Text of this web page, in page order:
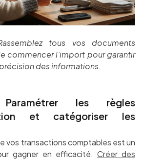
tous vos documents
commencer l’import pour garantir
des informations.
les règles
et catégoriser les
vos transactions comptables est un
gagner en efficacité. Créer des